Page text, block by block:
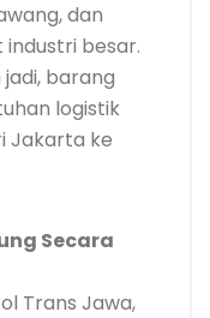
dan
besar.
barang
logistik
Jakarta ke
Secara
Trans Jawa,